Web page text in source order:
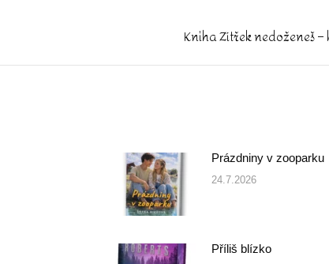
Kniha Zítřek nedoženeš
Prázdniny v zooparku
24.7.2026
Příliš blízko